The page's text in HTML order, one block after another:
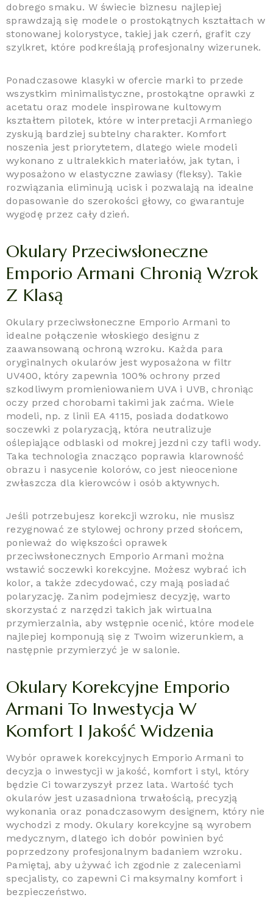
dobrego smaku. W świecie biznesu najlepiej
sprawdzają się modele o prostokątnych kształtach w
stonowanej kolorystyce, takiej jak czerń, grafit czy
szylkret, które podkreślają profesjonalny wizerunek.
Ponadczasowe klasyki w ofercie marki to przede
wszystkim minimalistyczne, prostokątne oprawki z
acetatu oraz modele inspirowane kultowym
kształtem pilotek, które w interpretacji Armaniego
zyskują bardziej subtelny charakter. Komfort
noszenia jest priorytetem, dlatego wiele modeli
wykonano z ultralekkich materiałów, jak tytan, i
wyposażono w elastyczne zawiasy (fleksy). Takie
rozwiązania eliminują ucisk i pozwalają na idealne
dopasowanie do szerokości głowy, co gwarantuje
wygodę przez cały dzień.
Okulary Przeciwsłoneczne
Emporio Armani Chronią Wzrok
Z Klasą
Okulary przeciwsłoneczne Emporio Armani to
idealne połączenie włoskiego designu z
zaawansowaną ochroną wzroku. Każda para
oryginalnych okularów jest wyposażona w filtr
UV400, który zapewnia 100% ochrony przed
szkodliwym promieniowaniem UVA i UVB, chroniąc
oczy przed chorobami takimi jak zaćma. Wiele
modeli, np. z linii EA 4115, posiada dodatkowo
soczewki z polaryzacją, która neutralizuje
oślepiające odblaski od mokrej jezdni czy tafli wody.
Taka technologia znacząco poprawia klarowność
obrazu i nasycenie kolorów, co jest nieocenione
zwłaszcza dla kierowców i osób aktywnych.
Jeśli potrzebujesz korekcji wzroku, nie musisz
rezygnować ze stylowej ochrony przed słońcem,
ponieważ do większości oprawek
przeciwsłonecznych Emporio Armani można
wstawić soczewki korekcyjne. Możesz wybrać ich
kolor, a także zdecydować, czy mają posiadać
polaryzację. Zanim podejmiesz decyzję, warto
skorzystać z narzędzi takich jak wirtualna
przymierzalnia, aby wstępnie ocenić, które modele
najlepiej komponują się z Twoim wizerunkiem, a
następnie przymierzyć je w salonie.
Okulary Korekcyjne Emporio
Armani To Inwestycja W
Komfort I Jakość Widzenia
Wybór oprawek korekcyjnych Emporio Armani to
decyzja o inwestycji w jakość, komfort i styl, który
będzie Ci towarzyszył przez lata. Wartość tych
okularów jest uzasadniona trwałością, precyzją
wykonania oraz ponadczasowym designem, który nie
wychodzi z mody. Okulary korekcyjne są wyrobem
medycznym, dlatego ich dobór powinien być
poprzedzony profesjonalnym badaniem wzroku.
Pamiętaj, aby używać ich zgodnie z zaleceniami
specjalisty, co zapewni Ci maksymalny komfort i
bezpieczeństwo.